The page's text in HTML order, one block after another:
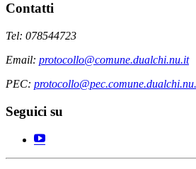
Contatti
Tel: 078544723
Email: protocollo@comune.dualchi.nu.it
PEC:
Seguici su